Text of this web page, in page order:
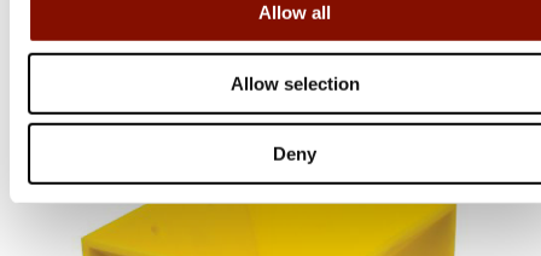
Allow all
Allow selection
Deny
Från 1 295 kr